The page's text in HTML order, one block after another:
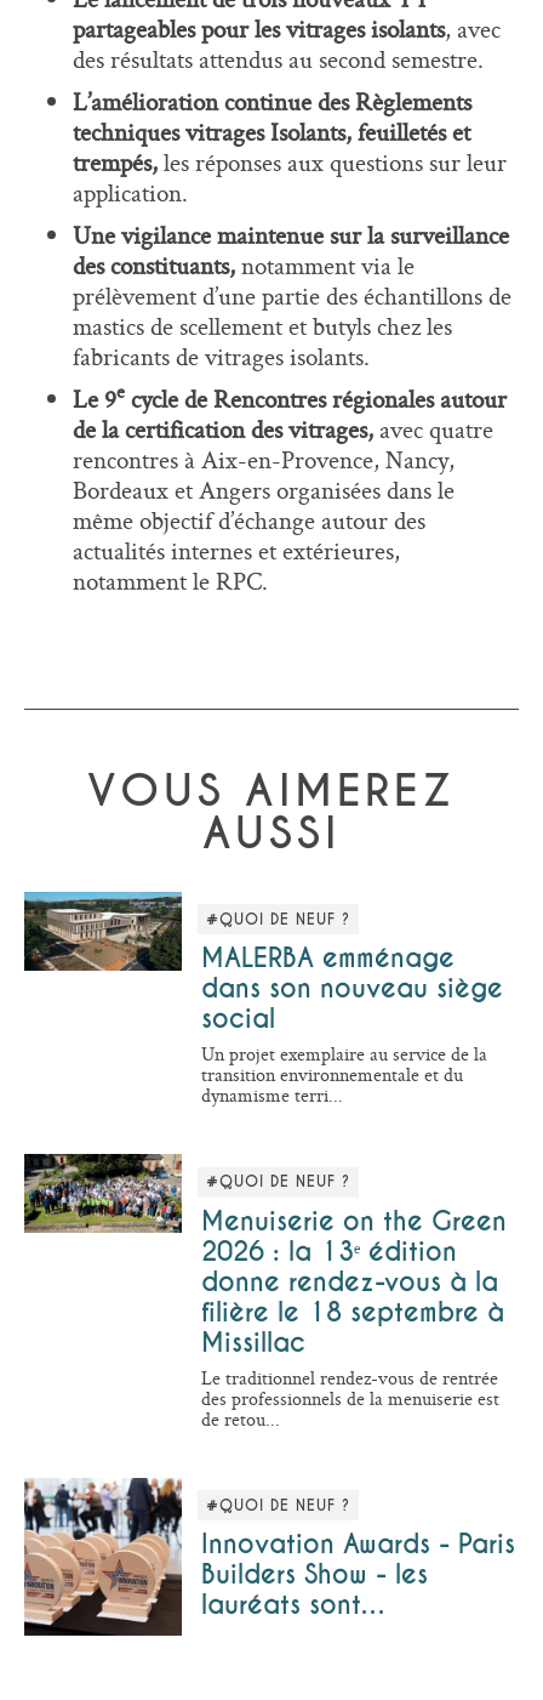
partageables pour les vitrages isolants, avec
des résultats attendus au second semestre.
L’amélioration continue desRèglements
techniques vitrages Isolants, feuilletés et
trempés,les réponses aux questions sur leur
application.
Une vigilance maintenue sur la surveillance
desconstituants,notamment via le
prélèvement d’une partie des échantillons de
mastics de scellement et butyls chez les
fabricants de vitrages isolants.
Le 9e cycle de Rencontres régionales autour
de la certification des vitrages, avec quatre
rencontres à Aix-en-Provence, Nancy,
Bordeaux et Angers organisées dans le
même objectif d’échange autour des
actualités internes et extérieures,
notamment le RPC.
VOUS AIMEREZ
AUSSI
#QUOI DE NEUF ?
MALERBA emménage
dans son nouveau siège
social
Un projet exemplaire au service de la
transition environnementale et du
dynamisme terri...
#QUOI DE NEUF ?
Menuiserie on the Green
2026 : la 13ᵉ édition
donne rendez-vous à la
filière le 18 septembre à
Missillac
Le traditionnel rendez-vous de rentrée
des professionnels de la menuiserie est
de retou...
#QUOI DE NEUF ?
Innovation Awards - Paris
Builders Show - les
lauréats sont…